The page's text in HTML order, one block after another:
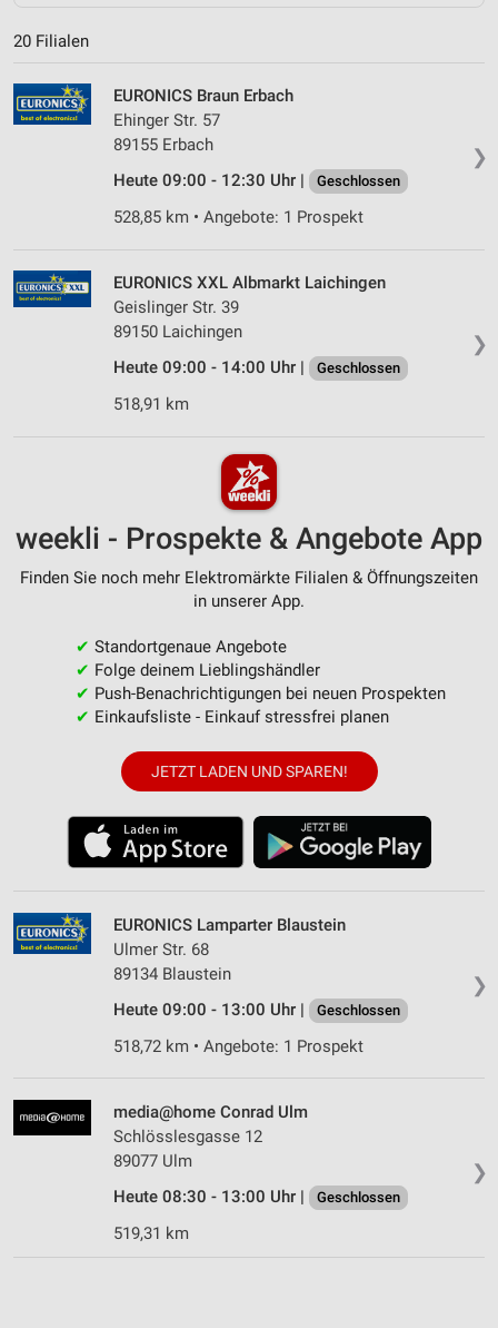
20 Filialen
❯
EURONICS Braun Erbach
Ehinger Str. 57
89155 Erbach
Heute 09:00 - 12:30 Uhr |
Geschlossen
528,85 km • Angebote: 1 Prospekt
❯
EURONICS XXL Albmarkt Laichingen
Geislinger Str. 39
89150 Laichingen
Heute 09:00 - 14:00 Uhr |
Geschlossen
518,91 km
weekli - Prospekte & Angebote App
Finden Sie noch mehr Elektromärkte Filialen & Öffnungszeiten
in unserer App.
✔ Standortgenaue Angebote
✔ Folge deinem Lieblingshändler
✔ Push-Benachrichtigungen bei neuen Prospekten
✔ Einkaufsliste - Einkauf stressfrei planen
JETZT LADEN UND SPAREN!
❯
EURONICS Lamparter Blaustein
Ulmer Str. 68
89134 Blaustein
Heute 09:00 - 13:00 Uhr |
Geschlossen
518,72 km • Angebote: 1 Prospekt
❯
media@home Conrad Ulm
Schlösslesgasse 12
89077 Ulm
Heute 08:30 - 13:00 Uhr |
Geschlossen
519,31 km